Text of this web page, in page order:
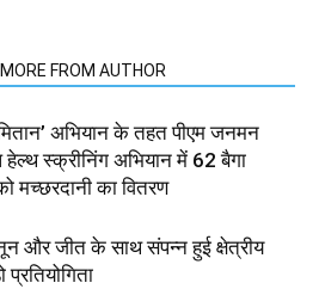
MORE FROM AUTHOR
अभियान के तहत पीएम जनमन
हेल्थ स्क्रीनिंग अभियान में 62 बैगा
को मच्छरदानी का वितरण
और जीत के साथ संपन्न हुई क्षेत्रीय
प्रतियोगिता